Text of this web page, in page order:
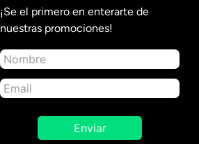
¡Se el primero en enterarte de
nuestras promociones!
Enviar